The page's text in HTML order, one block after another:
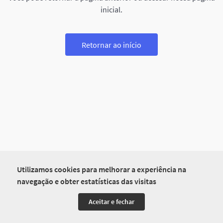
Utilizamos cookies para melhorar a experiência na
navegação e obter estatísticas das visitas
Aceitar e fechar
inicial.
Retornar ao início